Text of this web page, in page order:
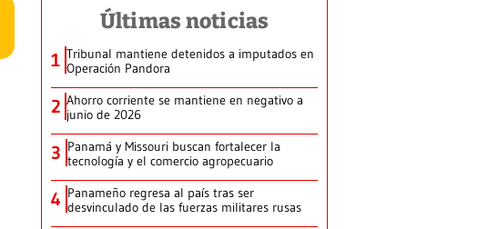
Últimas noticias
1 Tribunal mantiene detenidos a imputados en
Operación Pandora
2 Ahorro corriente se mantiene en negativo a
junio de 2026
3 Panamá y Missouri buscan fortalecer la
tecnología y el comercio agropecuario
4 Panameño regresa al país tras ser
desvinculado de las fuerzas militares rusas